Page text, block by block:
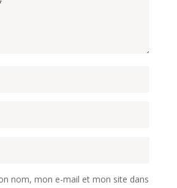
nom, mon e-mail et mon site dans